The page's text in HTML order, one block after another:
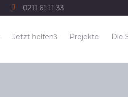
0211 61 11 33
Jetzt helfen Projekte Die